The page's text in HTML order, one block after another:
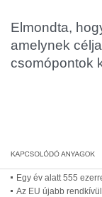
Elmondta,
amelynek
csomópontok
Egy év alatt 555
Az EU újabb